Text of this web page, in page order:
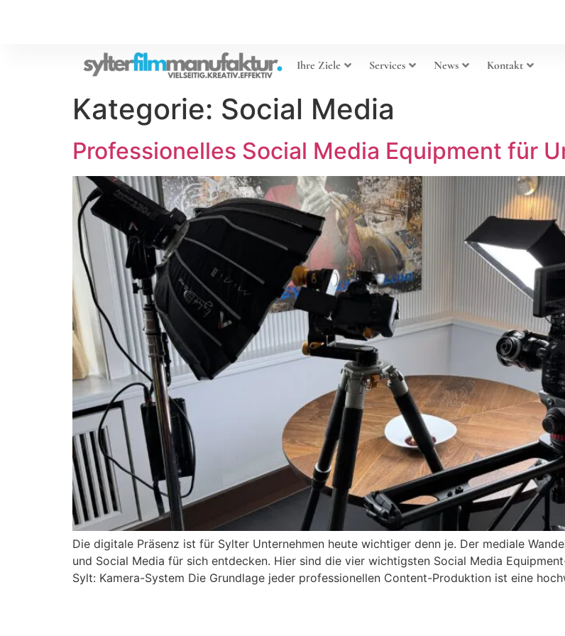
Ihre Ziele Services News Kontakt
Kategorie: Social Media
Professionelles Social Media Equipment für
Die digitale Präsenz ist für Sylter Unternehmen heute wichtiger denn je. Der mediale
und Social Media für sich entdecken. Hier sind die vier wichtigsten Social Media
Sylt: Kamera-System Die Grundlage jeder professionellen Content-Produktion ist eine